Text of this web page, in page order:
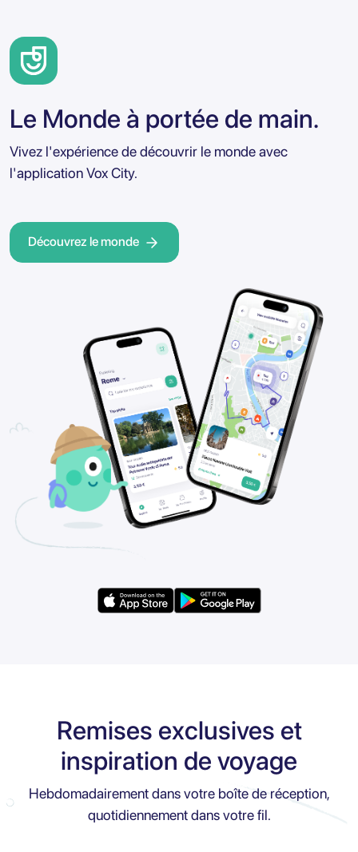
Le Monde à portée de main.
Vivez l'expérience de découvrir le monde avec
l'application Vox City.
Découvrez le monde
Remises exclusives et
inspiration de voyage
Hebdomadairement dans votre boîte de réception,
quotidiennement dans votre fil.